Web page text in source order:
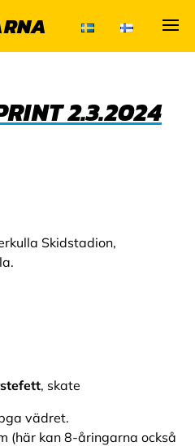
2.3.2024
Skidstadion,
, skate
vädret.
(här kan 8-åringarna också